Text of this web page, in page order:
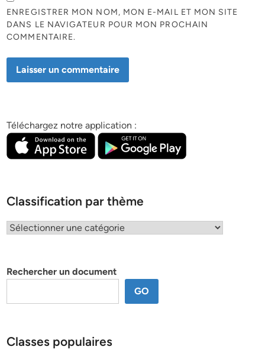
ENREGISTRER MON NOM, MON E-MAIL ET MON SITE
DANS LE NAVIGATEUR POUR MON PROCHAIN
COMMENTAIRE.
Téléchargez notre application :
Classification par thème
Classification
Rechercher un document
GO
Classes populaires